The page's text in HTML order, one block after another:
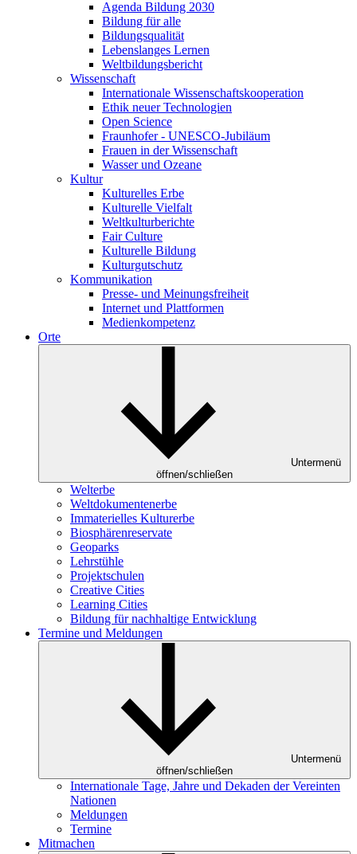
Agenda Bildung 2030
Bildung für alle
Bildungsqualität
Lebenslanges Lernen
Weltbildungsbericht
Wissenschaft
Internationale Wissenschaftskooperation
Ethik neuer Technologien
Open Science
Fraunhofer - UNESCO-Jubiläum
Frauen in der Wissenschaft
Wasser und Ozeane
Kultur
Kulturelles Erbe
Kulturelle Vielfalt
Weltkulturberichte
Fair Culture
Kulturelle Bildung
Kulturgutschutz
Kommunikation
Presse- und Meinungsfreiheit
Internet und Plattformen
Medienkompetenz
Orte
Untermenü
öffnen/schließen
Welterbe
Weltdokumentenerbe
Immaterielles Kulturerbe
Biosphärenreservate
Geoparks
Lehrstühle
Projektschulen
Creative Cities
Learning Cities
Bildung für nachhaltige Entwicklung
Termine und Meldungen
Untermenü
öffnen/schließen
Internationale Tage, Jahre und Dekaden der Vereinten
Nationen
Meldungen
Termine
Mitmachen